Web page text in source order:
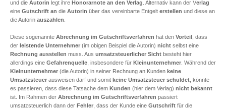
und die Autorin legt ihre Honorarnote an den Verlag . Alternativ kann der Verlag
eine Gutschrift an die Autorin über das vereinbarte Entgelt erstellen und diese an
die Autorin auszahlen
Diese sogenannte Abrechnung im Gutschriftsverfahren hat den Vorteil , dass
der leistende Unternehmer (im obigen Beispiel die Autorin) nicht selbst eine
Rechnung ausstellen muss. Aus umsatzsteuerlicher Sicht besteht hier
allerdings eine Gefahrenquelle , insbesondere für Kleinunternehmer . Während der
Kleinunternehmer (die Autorin) in seiner Rechnung an Kunden keine
Umsatzsteuer ausweisen darf und somit keine Umsatzsteuer schuldet , könnte
es passieren, dass diese Tatsache dem Kunden (hier dem Verlag) nicht bekannt
ist. Im Rahmen der Abrechnung im Gutschriftsverfahren passiert
umsatzsteuerlich dann der Fehler , dass der Kunde eine Gutschrift für die